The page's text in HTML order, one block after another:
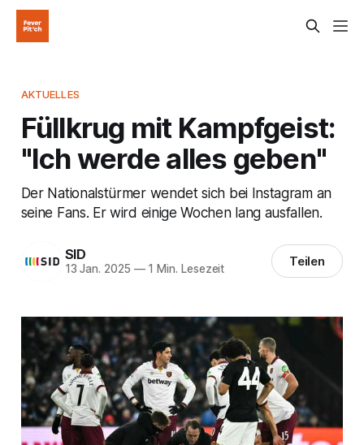
AKTUELLES
Füllkrug mit Kampfgeist:
"Ich werde alles geben"
Der Nationalstürmer wendet sich bei Instagram an
seine Fans. Er wird einige Wochen lang ausfallen.
SID
13 Jan. 2025 —1 Min. Lesezeit Teilen